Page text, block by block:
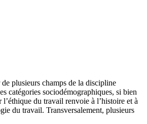
plusieurs champs de la discipline
catégories sociodémographiques, si bien
du travail renvoie à l’histoire et à
du travail. Transversalement, plusieurs